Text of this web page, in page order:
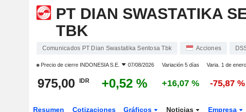
PT DIAN SWASTATIKA
TBK
Comunicados PT Dian Swastatika Sentosa Tbk Acciones
Precio de cierre INDONESIA S.E. 07/08/2026 Variación 5 días Varia. 1 de enero.
975,00 IDR +0,52 % +16,07 % -75,87 %
Resumen Cotizaciones Gráficos Noticias Empresa